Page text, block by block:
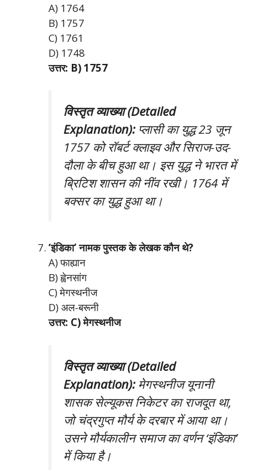
A) 1764
B) 1757
C) 1761
D) 1748
उत्तर: B) 1757
विस्तृत व्याख्या (Detailed
Explanation):प्लासी का युद्ध 23 जून
1757 को रॉबर्ट क्लाइव और सिराज-उद-
दौला के बीच हुआ था। इस युद्ध ने भारत में
ब्रिटिश शासन की नींव रखी। 1764 में
बक्सर का युद्ध हुआ था।
‘इंडिका’ नामक पुस्तक के लेखक कौन थे?
A) फाह्यान
B) ह्वेनसांग
C) मेगस्थनीज
D) अल-बरूनी
उत्तर: C) मेगस्थनीज
विस्तृत व्याख्या (Detailed
Explanation):मेगस्थनीज यूनानी
शासक सेल्यूकस निकेटर का राजदूत था,
जो चंद्रगुप्त मौर्य के दरबार में आया था।
उसने मौर्यकालीन समाज का वर्णन ‘इंडिका’
में किया है।